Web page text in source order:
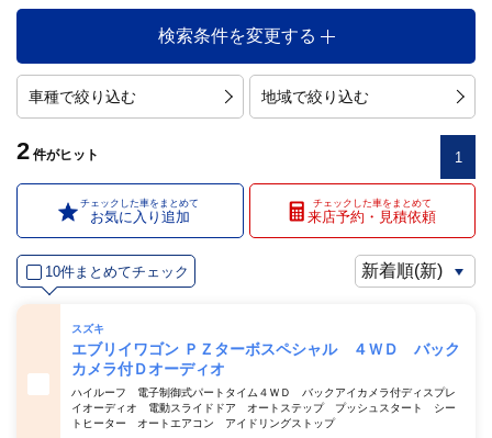
検索条件を変更する
車種で絞り込む 地域で絞り込む
2 件がヒット 1
チェックした車をまとめて
お気に入り追加
チェックした車をまとめて
来店予約・見積依頼
10件まとめてチェック
スズキ
エブリイワゴン ＰＺターボスペシャル ４ＷＤ バック
カメラ付Ｄオーディオ
ハイルーフ 電子制御式パートタイム４ＷＤ バックアイカメラ付ディスプレ
イオーディオ 電動スライドドア オートステップ プッシュスタート シー
トヒーター オートエアコン アイドリングストップ